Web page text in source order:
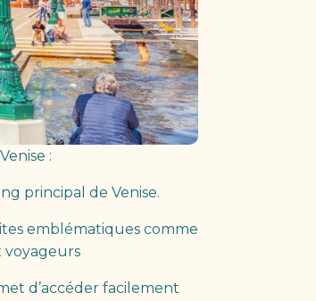
:
principal de Venise.
emblématiques comme
voyageurs
d’accéder facilement